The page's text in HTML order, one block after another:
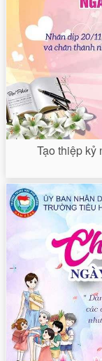
Tạo thiệp kỷ